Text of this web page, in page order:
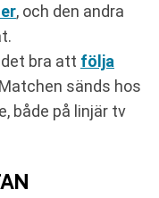
, och den andra
bra att följa
sänds hos
både på linjär tv